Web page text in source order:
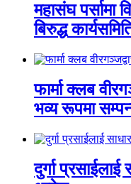
महासंघ पर्सामा
बिरुद्ध
फार्मा क्लब
भव्य रूपमा
दुर्गा प्रसाईलाई